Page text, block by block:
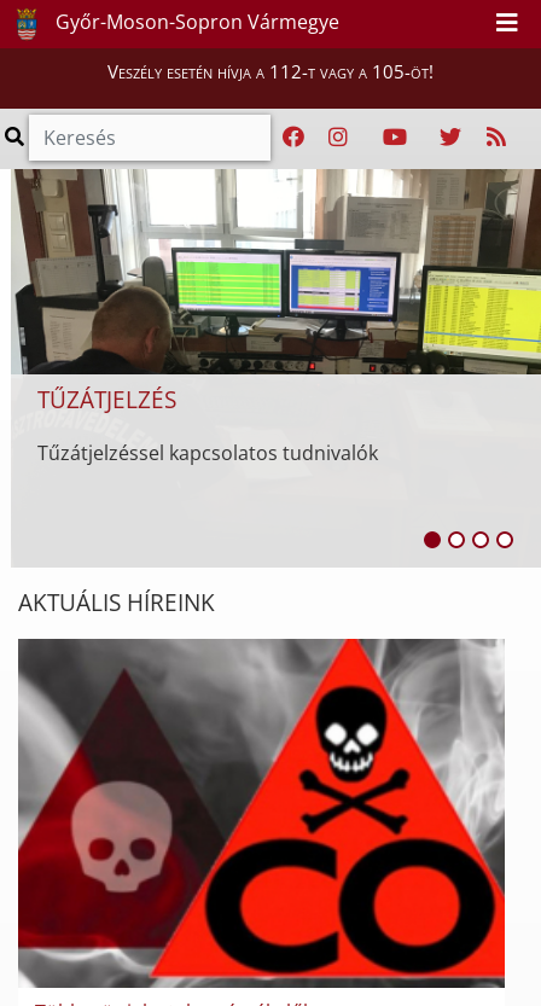
Győr-Moson-Sopron Vármegye
Veszély esetén hívja a 112-t vagy a 105-öt!
HATÁSKÖRÉT ÉRINTŐ LEGFONTOSABB
VÁLTOZÁSOK
2024. október 1-től életbe lépnek a hatósági
jogkörökkel kapcsolatos változások.
AKTUÁLIS HÍREINK